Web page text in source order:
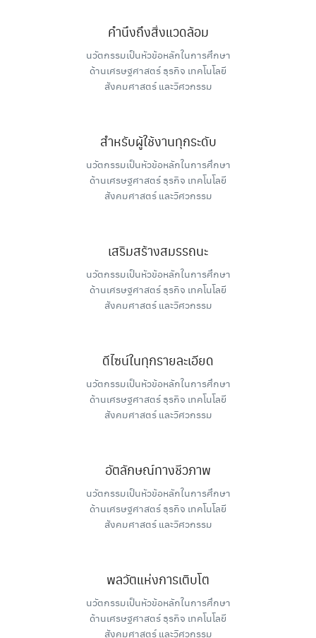
คำนึงถึงสิ่งแวดล้อม
นวัตกรรมเป็นหัวข้อหลักในการศึกษา
ด้านเศรษฐศาสตร์ ธุรกิจ เทคโนโลยี
สังคมศาสตร์ และวิศวกรรม
สำหรับผู้ใช้งานทุกระดับ
นวัตกรรมเป็นหัวข้อหลักในการศึกษา
ด้านเศรษฐศาสตร์ ธุรกิจ เทคโนโลยี
สังคมศาสตร์ และวิศวกรรม
เสริมสร้างสมรรถนะ
นวัตกรรมเป็นหัวข้อหลักในการศึกษา
ด้านเศรษฐศาสตร์ ธุรกิจ เทคโนโลยี
สังคมศาสตร์ และวิศวกรรม
ดีไซน์ในทุกรายละเอียด
นวัตกรรมเป็นหัวข้อหลักในการศึกษา
ด้านเศรษฐศาสตร์ ธุรกิจ เทคโนโลยี
สังคมศาสตร์ และวิศวกรรม
อัตลักษณ์ทางชีวภาพ
นวัตกรรมเป็นหัวข้อหลักในการศึกษา
ด้านเศรษฐศาสตร์ ธุรกิจ เทคโนโลยี
สังคมศาสตร์ และวิศวกรรม
พลวัตแห่งการเติบโต
นวัตกรรมเป็นหัวข้อหลักในการศึกษา
ด้านเศรษฐศาสตร์ ธุรกิจ เทคโนโลยี
สังคมศาสตร์ และวิศวกรรม